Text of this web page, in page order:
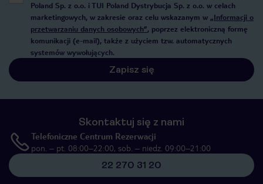
Poland Sp. z o.o. i TUI Poland Dystrybucja Sp. z o.o. w celach
marketingowych, w zakresie oraz celu wskazanym w „Informacji o
przetwarzaniu danych osobowych”, poprzez elektroniczną formę
komunikacji (e-mail), także z użyciem tzw. automatycznych
systemów wywołujących.
Zapisz się
Skontaktuj się z nami
Telefoniczne Centrum Rezerwacji
pon. – pt. 08:00–22:00, sob. – niedz. 09:00–21:00
22 270 31 20